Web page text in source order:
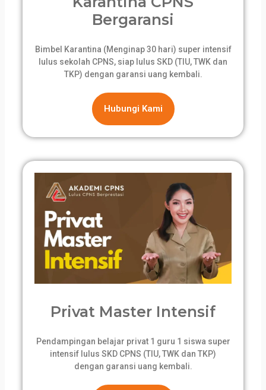
Bergaransi
Bimbel Karantina (Menginap 30 hari) super intensif
lulus sekolah CPNS, siap lulus SKD (TIU, TWK dan
TKP) dengan garansi uang kembali.
Hubungi Kami
Privat Master Intensif
Pendampingan belajar privat 1 guru 1 siswa super
intensif lulus SKD CPNS (TIU, TWK dan TKP)
dengan garansi uang kembali.